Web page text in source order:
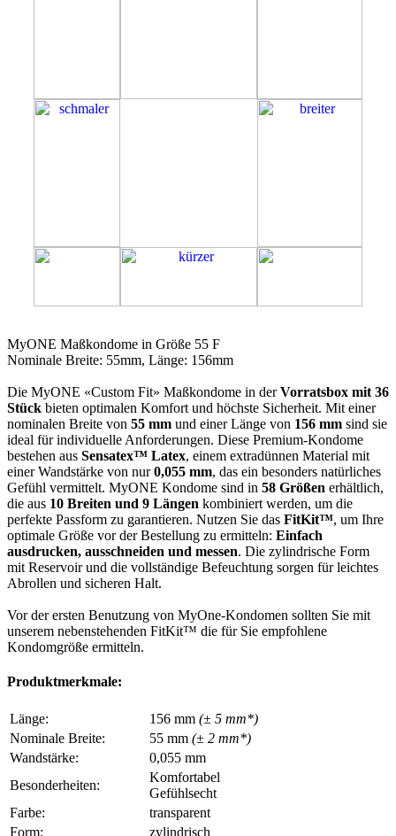
MyONE Maßkondome in Größe 55 F
Nominale Breite: 55mm, Länge: 156mm
Die MyONE «Custom Fit» Maßkondome in derVorratsbox mit 36
Stück bieten optimalen Komfort und höchste Sicherheit. Mit einer
nominalen Breite von 55 mm und einer Länge von 156 mm sind sie
ideal für individuelle Anforderungen. Diese Premium-Kondome
bestehen aus Sensatex™ Latex, einem extradünnen Material mit
einer Wandstärke von nur0,055 mm, das ein besonders natürliches
Gefühl vermittelt. MyONE Kondome sind in 58 Größen erhältlich,
die aus 10 Breiten und 9 Längen kombiniert werden, um die
perfekte Passform zu garantieren. Nutzen Sie das FitKit™, um Ihre
optimale Größe vor der Bestellung zu ermitteln: Einfach
ausdrucken, ausschneiden und messen. Die zylindrische Form
mit Reservoir und die vollständige Befeuchtung sorgen für leichtes
Abrollen und sicheren Halt.
Vor der ersten Benutzung von MyOne-Kondomen sollten Sie mit
unserem nebenstehenden FitKit™ die für Sie empfohlene
Kondomgröße ermitteln.
Produktmerkmale:
Länge: 156 mm (± 5 mm*)
Nominale Breite:
55 mm (± 2 mm*)
Wandstärke:
0,055 mm
Besonderheiten:
Komfortabel
Gefühlsecht
Farbe:
transparent
Form:
zylindrisch